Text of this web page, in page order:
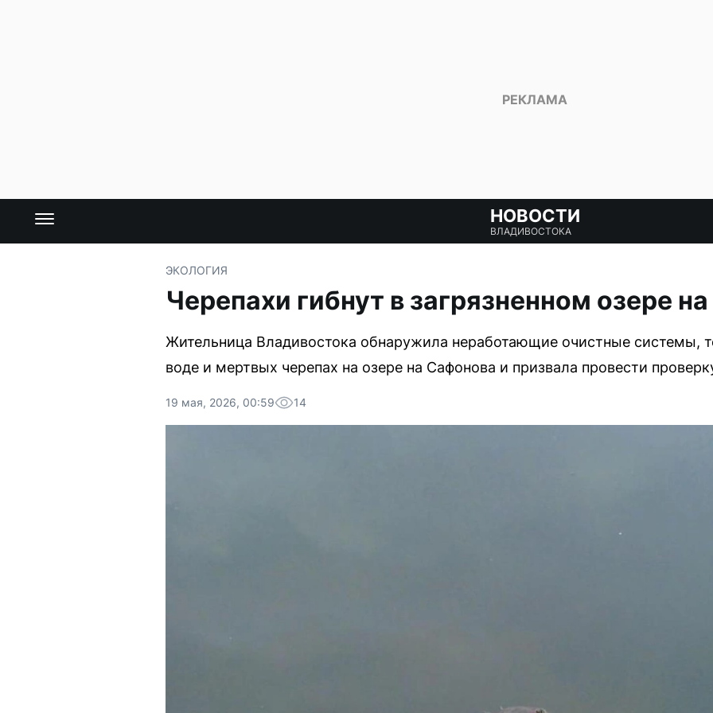
НОВОСТИ
ВЛАДИВОСТОКА
ЭКОЛОГИЯ
Черепахи гибнут в загрязненном озере
Жительница Владивостока обнаружила неработающие очистные системы,
воде и мертвых черепах на озере на Сафонова и призвала провести
19 мая, 2026, 00:59 14